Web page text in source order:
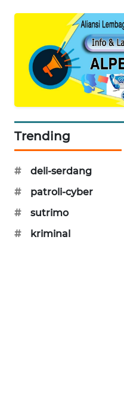
Trending
#
deli-serdang
#
patroli-cyber
#
sutrimo
#
kriminal
LPKKI
KOPEKLIN
KONSUMEN
FORWAMKI
ALPERKLINAS